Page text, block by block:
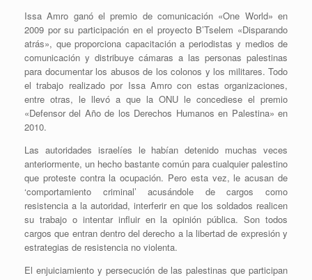
Issa Amro ganó el premio de comunicación «One World» en
2009 por su participación en el proyecto B’Tselem «Disparando
atrás», que proporciona capacitación a periodistas y medios de
comunicación y distribuye cámaras a las personas palestinas
para documentar los abusos de los colonos y los militares. Todo
el trabajo realizado por Issa Amro con estas organizaciones,
entre otras, le llevó a que la ONU le concediese el premio
«Defensor del Año de los Derechos Humanos en Palestina» en
2010.
Las autoridades israelíes le habían detenido muchas veces
anteriormente, un hecho bastante común para cualquier palestino
que proteste contra la ocupación. Pero esta vez, le acusan de
‘comportamiento criminal’ acusándole de cargos como
resistencia a la autoridad, interferir en que los soldados realicen
su trabajo o intentar influir en la opinión pública. Son todos
cargos que entran dentro del derecho a la libertad de expresión y
estrategias de resistencia no violenta.
El enjuiciamiento y persecución de las palestinas que participan